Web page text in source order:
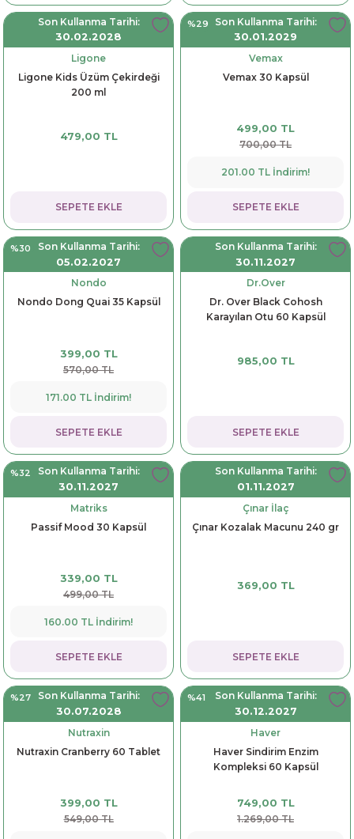
Son Kullanma Tarihi:
30.02.2028
Ligone
Ligone Kids Üzüm Çekirdeği
200 ml
479,00 TL
SEPETE EKLE
%29
Son Kullanma Tarihi:
30.01.2029
Vemax
Vemax 30 Kapsül
499,00 TL
700,00 TL
201.00 TL İndirim!
SEPETE EKLE
%30
Son Kullanma Tarihi:
05.02.2027
Nondo
Nondo Dong Quai 35 Kapsül
399,00 TL
570,00 TL
171.00 TL İndirim!
SEPETE EKLE
Son Kullanma Tarihi:
30.11.2027
Dr.Over
Dr. Over Black Cohosh
Karayılan Otu 60 Kapsül
985,00 TL
SEPETE EKLE
%32
Son Kullanma Tarihi:
30.11.2027
Matriks
Passif Mood 30 Kapsül
339,00 TL
499,00 TL
160.00 TL İndirim!
SEPETE EKLE
Son Kullanma Tarihi:
01.11.2027
Çınar İlaç
Çınar Kozalak Macunu 240 gr
369,00 TL
SEPETE EKLE
%27
Son Kullanma Tarihi:
30.07.2028
Nutraxin
Nutraxin Cranberry 60 Tablet
399,00 TL
549,00 TL
%41
Son Kullanma Tarihi:
30.12.2027
Haver
Haver Sindirim Enzim
Kompleksi 60 Kapsül
749,00 TL
1.269,00 TL